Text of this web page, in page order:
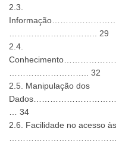
2.3.
………………………….. 29
2.4.
……………………….. 32
2.5. Manipulação dos
… 34
2.6. Facilidade no acesso